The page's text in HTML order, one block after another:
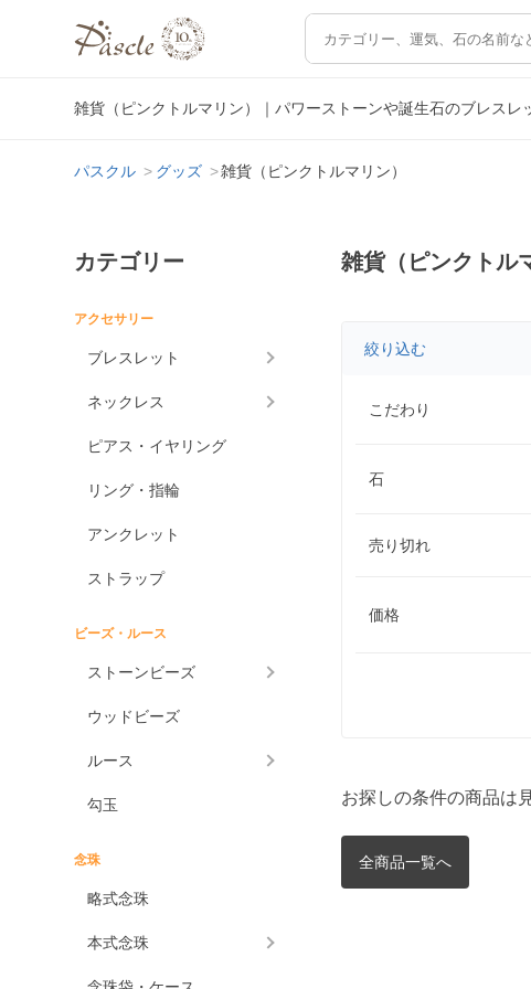
雑貨（ピンクトルマリン）｜パワーストーンや誕生石のブレスレ
パスクル グッズ 雑貨（ピンクトルマリン）
カテゴリー
アクセサリー
ブレスレット
ネックレス
ピアス・イヤリング
リング・指輪
アンクレット
ストラップ
ビーズ・ルース
ストーンビーズ
ウッドビーズ
ルース
勾玉
念珠
略式念珠
本式念珠
雑貨（ピンクトル
絞り込む
こだわり
石
売り切れ
価格
お探しの条件の商品は
全商品一覧へ